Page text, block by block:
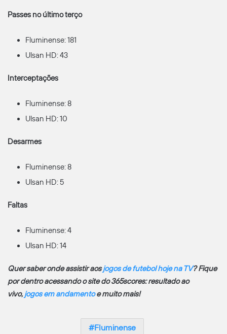
Passes no último terço
Fluminense: 181
Ulsan HD: 43
Interceptações
Fluminense: 8
Ulsan HD: 10
Desarmes
Fluminense: 8
Ulsan HD: 5
Faltas
Fluminense: 4
Ulsan HD: 14
Quer saber onde assistir aosjogos de futebol hoje na TV? Fique
por dentro acessando o site do 365scores: resultado ao
vivo,jogos em andamentoe muito mais!
Fluminense